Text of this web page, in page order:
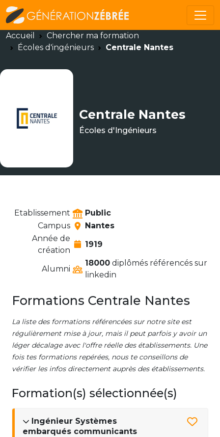
Accueil
Chercher ma formation
Écoles d'ingénieurs
Centrale Nantes
Centrale Nantes
Écoles d'Ingénieurs
Etablissement
Public
Campus
Nantes
Année de
création
1919
Alumni
18000 diplômés référencés sur
linkedin
Formations Centrale Nantes
La liste des formations référencées sur notre site est
régulièrement mise à jour, mais il peut parfois y avoir un
léger décalage avec l'offre réelle des établissements. Une
fois tes formations repérées, nous te conseillons de
vérifier les infos directement auprès des établissements.
Formation(s) sélectionnée(s)
Ingénieur Systèmes
embarqués communicants